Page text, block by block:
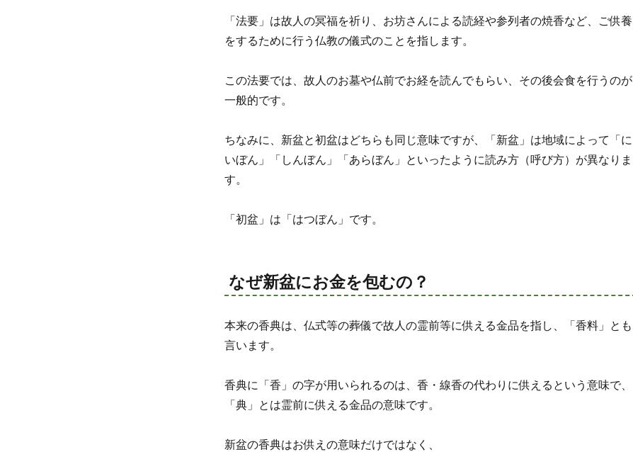
「法要」は故人の冥福を祈り、お坊さんによる読経や参列者の焼香など、ご供養
をするために行う仏教の儀式のことを指します。
この法要では、故人のお墓や仏前でお経を読んでもらい、その後会食を行うのが
一般的です。
ちなみに、新盆と初盆はどちらも同じ意味ですが、「新盆」は地域によって「に
いぼん」「しんぼん」「あらぼん」といったように読み方（呼び方）が異なりま
す。
「初盆」は「はつぼん」です。
なぜ新盆にお金を包むの？
本来の香典は、仏式等の葬儀で故人の霊前等に供える金品を指し、「香料」とも
言います。
香典に「香」の字が用いられるのは、香・線香の代わりに供えるという意味で、
「典」とは霊前に供える金品の意味です。
新盆の香典はお供えの意味だけではなく、